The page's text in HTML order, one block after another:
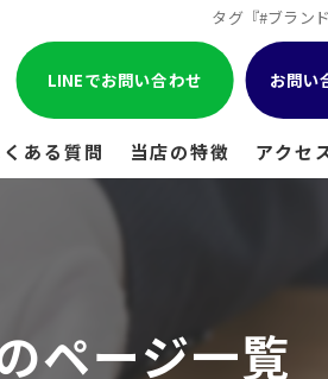
タグ『#ブラン
LINEでお問い合わせ お問い
くある質問 当店の特徴
ブランド
アクセ
ページ一覧